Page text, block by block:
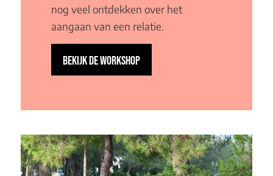
nog veel ontdekken over het
aangaan van een relatie.
BEKIJK DE WORKSHOP